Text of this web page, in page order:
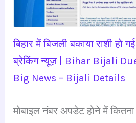
बिहार में बिजली बकाया राशी हो
ब्रेकिंग न्यूज़ | Bihar Bijali
Big News – Bijali Details
मोबाइल नंबर अपडेट होने में